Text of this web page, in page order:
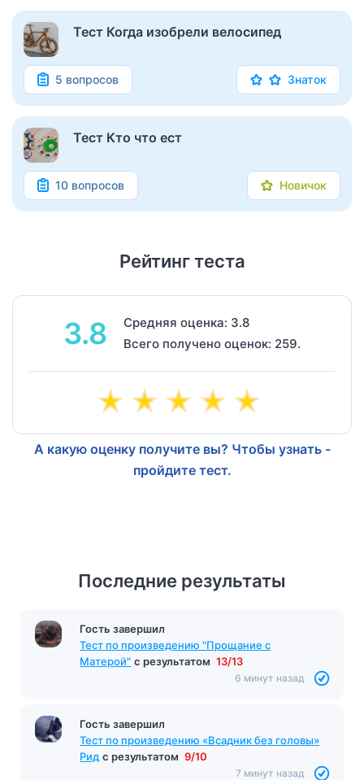
Тест Когда изобрели велосипед
5 вопросов Знаток
Тест Кто что ест
10 вопросов Новичок
Рейтинг теста
3.8
Средняя оценка: 3.8
Всего получено оценок: 259.
А какую оценку получите вы? Чтобы узнать -
пройдите тест.
Последние результаты
Гость завершил
Тест по произведению "Прощание с
Матерой" с результатом 13/13
6 минут назад
Гость завершил
Тест по произведению «Всадник без головы»
Рид с результатом 9/10
7 минут назад